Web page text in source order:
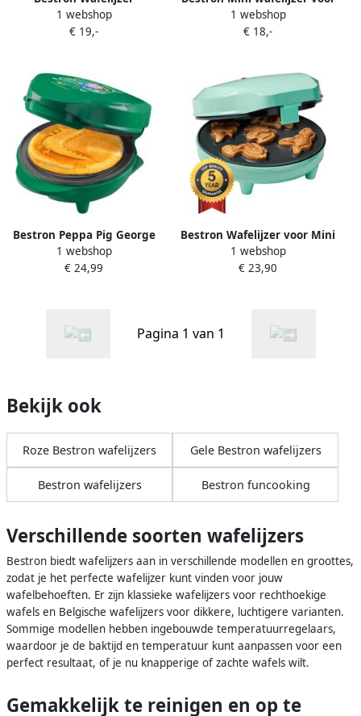
AMW500XMG 550W Mini
wafel Anti aanbaklaag Mat
1 webshop
€ 19,-
klassieke wafels wafelijzer
met antiaanbaklaag voor
1 webshop
€ 18,-
Bestron Peppa Pig George
Wafelijzer mini-wafelijzer in
uniek Dinosaur design voor
wafelformaat: Ø 10cm
1 webshop
€ 24,99
Bestron Wafelijzer voor Mini
Dino Cookies Cakemaker
voor mini dino cakes met
1 webshop
€ 23,90
Pagina 1 van 1
Bekijk ook
Roze Bestron wafelijzers Gele Bestron wafelijzers
Bestron wafelijzers Bestron funcooking
Verschillende soorten wafelijzers
Bestron biedt wafelijzers aan in verschillende modellen en groottes,
zodat je het perfecte wafelijzer kunt vinden voor jouw
wafelbehoeften. Er zijn klassieke wafelijzers voor rechthoekige
wafels en Belgische wafelijzers voor dikkere, luchtigere varianten.
Sommige modellen hebben ingebouwde temperatuurregelaars,
waardoor je de baktijd en temperatuur kunt aanpassen voor een
perfect resultaat, of je nu knapperige of zachte wafels wilt.
Gemakkelijk te reinigen en op te